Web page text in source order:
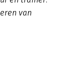
van